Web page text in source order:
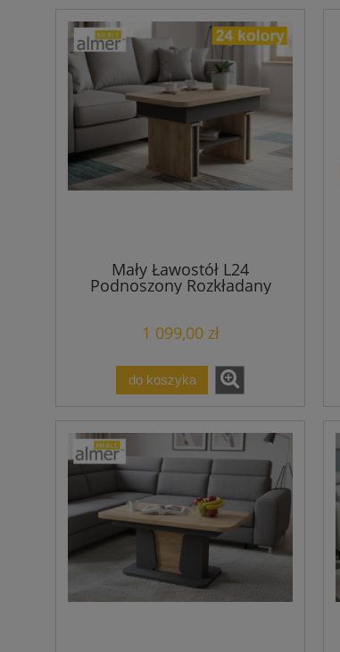
Mały Ławostół L24
Podnoszony Rozkładany
100(+40)x60 w.60(+15) Ława
1 099,00 zł
do koszyka